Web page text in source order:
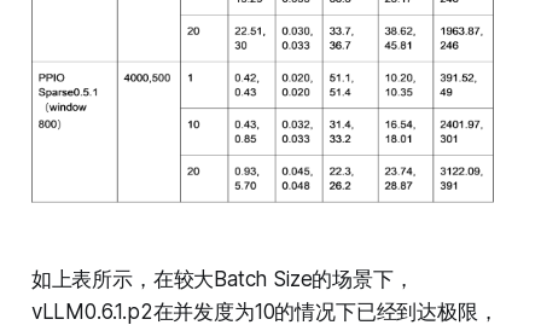
如上表所示，在较大Batch Size的场景下，
vLLM0.6.1.p2在并发度为10的情况下已经到达极限，